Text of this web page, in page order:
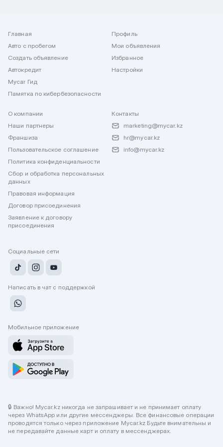
Главная
Авто с пробегом
Создать объявление
Автокредит
Mycar Гид
Памятка по кибербезопасности
Профиль
Мои объявления
Избранное
Настройки
О компании
Наши партнеры
Франшиза
Пользовательское соглашение
Политика конфиденциальности
Сбор и обработка персональных
данных
Правовая информация
Договор присоединения
Заявление к договору
присоединения
Контакты
marketing@mycar.kz
hr@mycar.kz
info@mycar.kz
Социальные сети
Написать в чат с поддержкой
Мобильное приложение
🔒 Важно! Mycar.kz никогда не запрашивает и не принимает оплату
через WhatsApp или другие мессенджеры. Все финансовые операции
проводятся только через приложение Mycar.kz Будьте внимательны и
не передавайте данные карт и оплату в мессенджерах.